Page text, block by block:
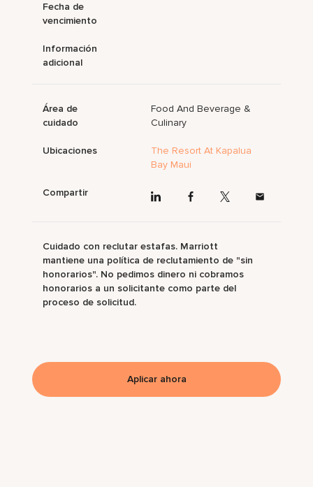
Fecha de
vencimiento
Información
adicional
Área de
cuidado
Food And Beverage &
Culinary
Ubicaciones
The Resort At Kapalua
Bay Maui
Compartir
Cuidado con reclutar estafas. Marriott
mantiene una política de reclutamiento de "sin
honorarios". No pedimos dinero ni cobramos
honorarios a un solicitante como parte del
proceso de solicitud.
Aplicar ahora